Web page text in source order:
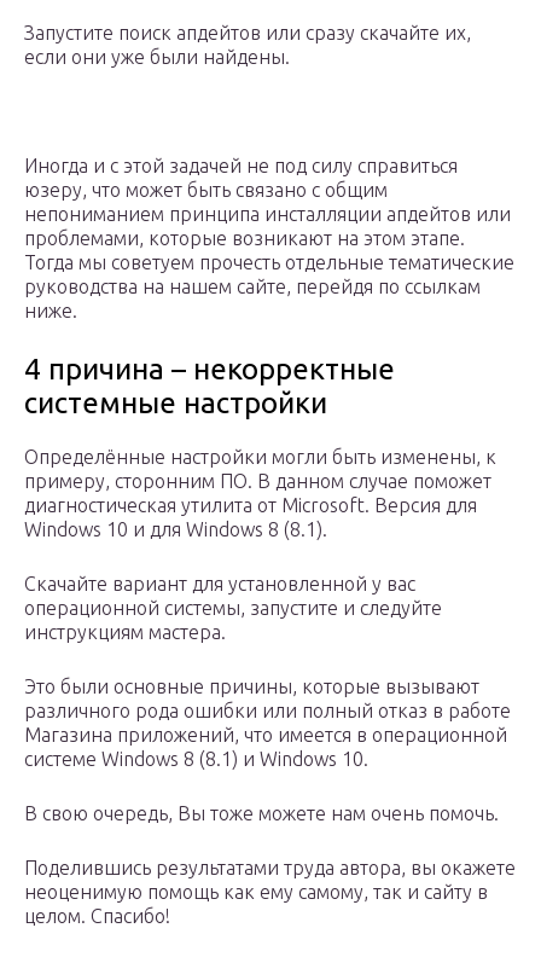
Запустите поиск апдейтов или сразу скачайте их,
если они уже были найдены.
Иногда и с этой задачей не под силу справиться
юзеру, что может быть связано с общим
непониманием принципа инсталляции апдейтов или
проблемами, которые возникают на этом этапе.
Тогда мы советуем прочесть отдельные тематические
руководства на нашем сайте, перейдя по ссылкам
ниже.
4 причина – некорректные
системные настройки
Определённые настройки могли быть изменены, к
примеру, сторонним ПО. В данном случае поможет
диагностическая утилита от Microsoft. Версия для
Windows 10 и для Windows 8 (8.1).
Скачайте вариант для установленной у вас
операционной системы, запустите и следуйте
инструкциям мастера.
Это были основные причины, которые вызывают
различного рода ошибки или полный отказ в работе
Магазина приложений, что имеется в операционной
системе Windows 8 (8.1) и Windows 10.
В свою очередь, Вы тоже можете нам очень помочь.
Поделившись результатами труда автора, вы окажете
неоценимую помощь как ему самому, так и сайту в
целом. Спасибо!